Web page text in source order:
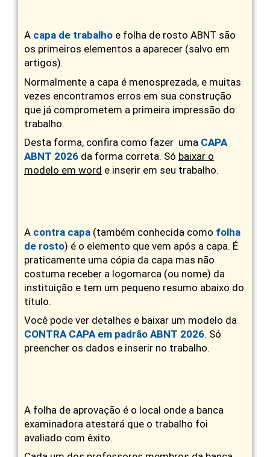
A capa de trabalho e folha de rosto ABNT são
os primeiros elementos a aparecer (salvo em
artigos).
Normalmente a capa é menosprezada, e muitas
vezes encontramos erros em sua construção
que já comprometem a primeira impressão do
trabalho.
Desta forma, confira como fazer uma CAPA
ABNT 2026 da forma correta. Só baixar o
modelo em word e inserir em seu trabalho.
A contra capa (também conhecida como folha
de rosto) é o elemento que vem após a capa. É
praticamente uma cópia da capa mas não
costuma receber a logomarca (ou nome) da
instituição e tem um pequeno resumo abaixo do
título.
Você pode ver detalhes e baixar um modelo da
CONTRA CAPA em padrão ABNT 2026. Só
preencher os dados e inserir no trabalho.
A folha de aprovação é o local onde a banca
examinadora atestará que o trabalho foi
avaliado com êxito.